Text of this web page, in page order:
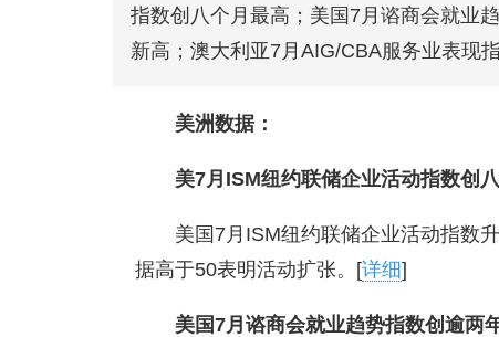
指数创八个月最高；美国7月谘商会就业
新高；澳大利亚7月AIG/CBA服务业表
美洲数据：
美7月ISM纽约联储企业活动指数创
美国7月ISM纽约联储企业活动指数
据高于50表明活动扩张。[详细]
美国7月谘商会就业趋势指数创逾两